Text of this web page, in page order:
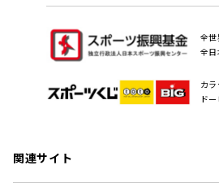
全
全
カ
ド
関連サイト